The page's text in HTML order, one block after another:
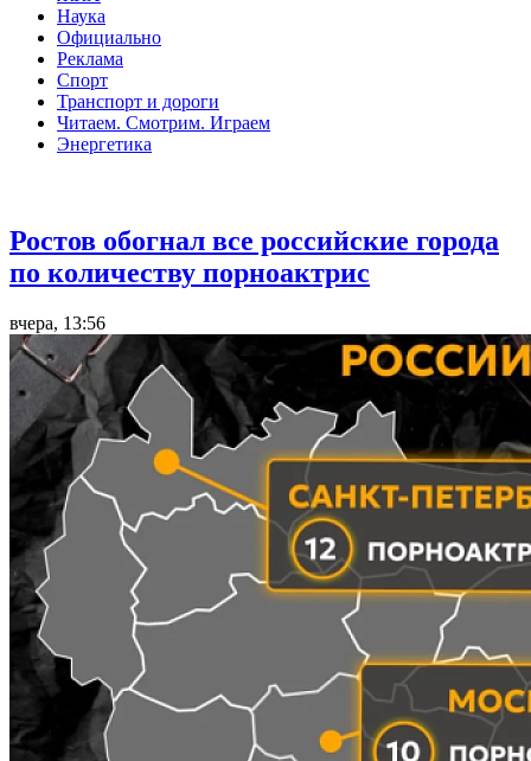
Наука
Официально
Реклама
Спорт
Транспорт и дороги
Читаем. Смотрим. Играем
Энергетика
Ростов обогнал все российские города
по количеству порноактрис
вчера, 13:56